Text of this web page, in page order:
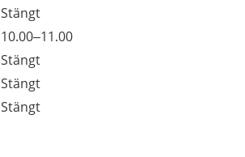
Stängt
10.00–11.00
Stängt
Stängt
Stängt